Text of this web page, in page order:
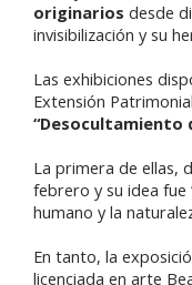
originarios desde
invisibilización y su
Las exhibiciones
Extensión
“Desocultamiento
La primera de ellas,
febrero y su idea fue
humano y la
En tanto, la
licenciada en arte